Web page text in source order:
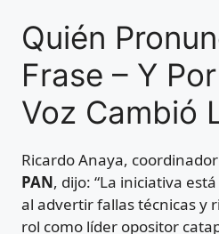
Quién
Frase – Y
Voz Cambió
Ricardo Anaya,
PAN, dijo: “La iniciativa
al advertir fallas técnicas y
rol como líder opositor